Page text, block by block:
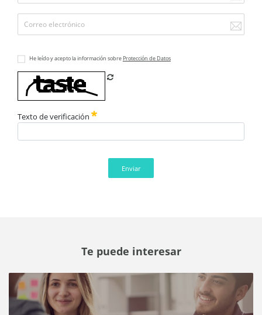
He leído y acepto la información sobre Protección de Datos
Texto de verificación
Enviar
Te puede interesar